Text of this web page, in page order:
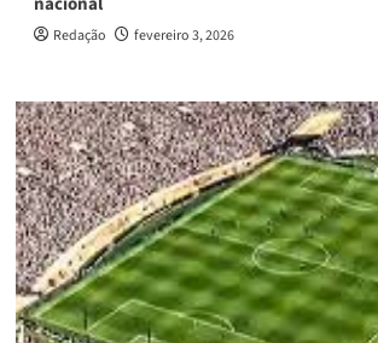
Redação fevereiro 3, 2026